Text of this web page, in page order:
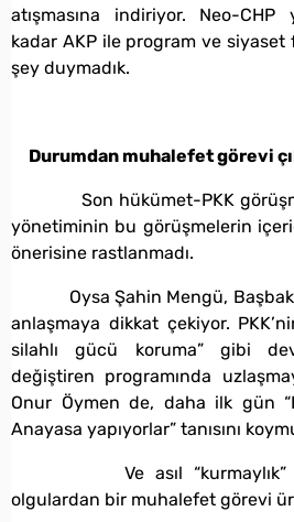
atışmasına indiriyor. Neo-
kadar AKP ile program ve siyaset
şey duymadık.
Durumdan muhalefet görevi
Son hükümet-PKK
yönetiminin bu görüşmelerin
önerisine rastlanmadı.
Oysa Şahin Mengü,
anlaşmaya dikkat çekiyor.
silahlı gücü koruma” gibi
değiştiren programında
Onur Öymen de, daha ilk gün
Anayasa yapıyorlar” tanısını
Ve asıl “kurmaylık”
olgulardan bir muhalefet görevi